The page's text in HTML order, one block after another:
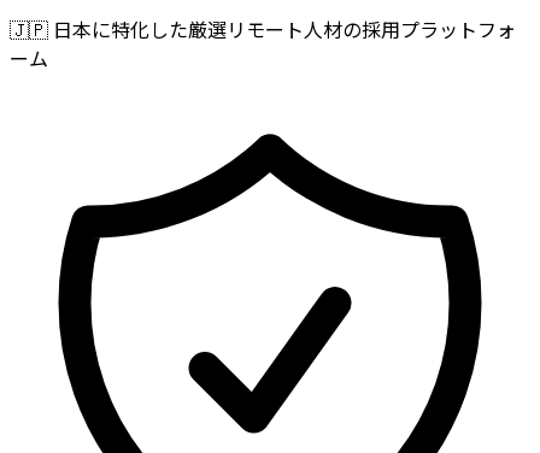
🇯🇵 日本に特化した厳選リモート人材の採用プラットフォ
ーム